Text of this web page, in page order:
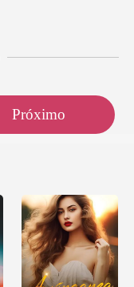
Próximo